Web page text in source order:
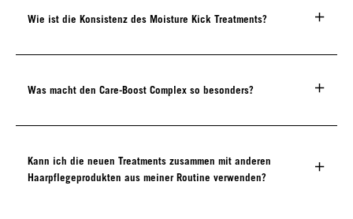
Wie ist die Konsistenz des Moisture Kick Treatments?
Was macht den Care-Boost Complex so besonders?
Kann ich die neuen Treatments zusammen mit anderen
Haarpflegeprodukten aus meiner Routine verwenden?